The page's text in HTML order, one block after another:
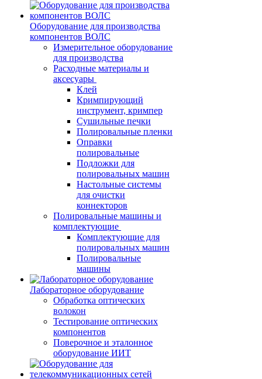
Оборудование для производства
компонентов ВОЛС
Измерительное оборудование
для производства
Расходные материалы и
аксесуары
Клей
Кримпирующий
инструмент, кримпер
Сушильные печки
Полировальные пленки
Оправки
полировальные
Подложки для
полировальных машин
Настольные системы
для очистки
коннекторов
Полировальные машины и
комплектующие
Комплектующие для
полировальных машин
Полировальные
машины
Лабораторное оборудование
Обработка оптических
волокон
Тестирование оптических
компонентов
Поверочное и эталонное
оборудование ИИТ